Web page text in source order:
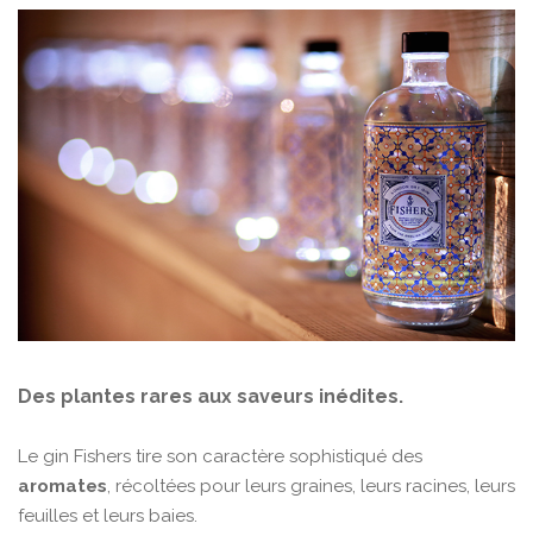
Des plantes rares aux saveurs inédites.
Le gin Fishers tire son caractère sophistiqué des
aromates, récoltées pour leurs graines, leurs racines, leurs
feuilles et leurs baies.